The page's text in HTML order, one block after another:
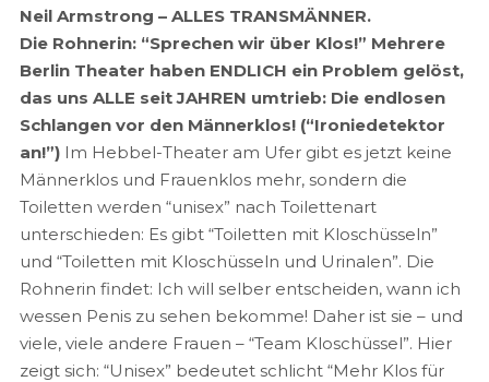
Neil Armstrong – ALLES TRANSMÄNNER.
Die Rohnerin: “Sprechen wir über Klos!” Mehrere
Berlin Theater haben ENDLICH ein Problem gelöst,
das uns ALLE seit JAHREN umtrieb: Die endlosen
Schlangen vor den Männerklos! (“Ironiedetektor
an!”)Im Hebbel-Theater am Ufer gibt es jetzt keine
Männerklos und Frauenklos mehr, sondern die
Toiletten werden “unisex” nach Toilettenart
unterschieden: Es gibt “Toiletten mit Kloschüsseln”
und “Toiletten mit Kloschüsseln und Urinalen”. Die
Rohnerin findet: Ich will selber entscheiden, wann ich
wessen Penis zu sehen bekomme! Daher ist sie – und
viele, viele andere Frauen – “Team Kloschüssel”. Hier
zeigt sich: “Unisex” bedeutet schlicht “Mehr Klos für